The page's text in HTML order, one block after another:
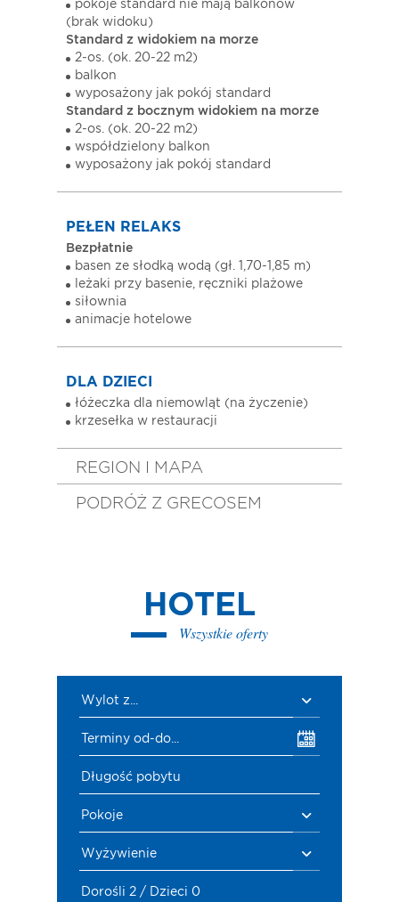
pokoje standard nie mają balkonów
(brak widoku)
Standard z widokiem na morze
2-os. (ok. 20-22 m2)
balkon
wyposażony jak pokój standard
Standard z bocznym widokiem na morze
2-os. (ok. 20-22 m2)
współdzielony balkon
wyposażony jak pokój standard
PEŁEN RELAKS
Bezpłatnie
basen ze słodką wodą (gł. 1,70-1,85 m)
leżaki przy basenie, ręczniki plażowe
siłownia
animacje hotelowe
DLA DZIECI
łóżeczka dla niemowląt (na życzenie)
krzesełka w restauracji
REGION I MAPA
PODRÓŻ Z GRECOSEM
HOTEL
Wszystkie oferty
Wylot z...
Terminy od-do...
Długość pobytu
Pokoje
Wyżywienie
Dorośli 2 / Dzieci 0